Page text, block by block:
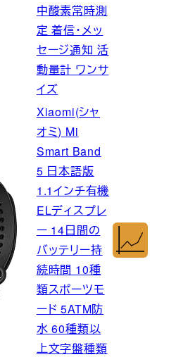
中酸素常時測
定 着信・メッ
セージ通知 活
動量計 ワンサ
イズ
Xiaomi(シャ
オミ) Mi
Smart Band
5 日本語版
1.1インチ有機
ELディスプレ
ー 14日間の
バッテリー持
続時間 10種
類スポーツモ
ード 5ATM防
水 60種類以
上文字盤種類